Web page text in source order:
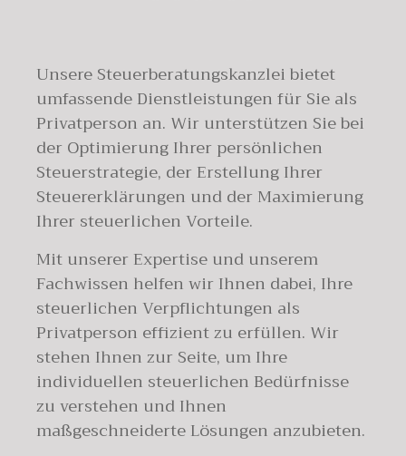
Unsere Steuerberatungskanzlei bietet
umfassende Dienstleistungen für Sie als
Privatperson an. Wir unterstützen Sie bei
der Optimierung Ihrer persönlichen
Steuerstrategie, der Erstellung Ihrer
Steuererklärungen und der Maximierung
Ihrer steuerlichen Vorteile.
Mit unserer Expertise und unserem
Fachwissen helfen wir Ihnen dabei, Ihre
steuerlichen Verpflichtungen als
Privatperson effizient zu erfüllen. Wir
stehen Ihnen zur Seite, um Ihre
individuellen steuerlichen Bedürfnisse
zu verstehen und Ihnen
maßgeschneiderte Lösungen anzubieten.